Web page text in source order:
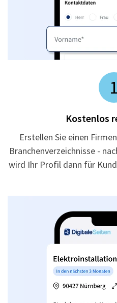
1
Kostenlos
Erstellen Sie einen
Branchenverzeichnisse -
wird Ihr Profil dann für